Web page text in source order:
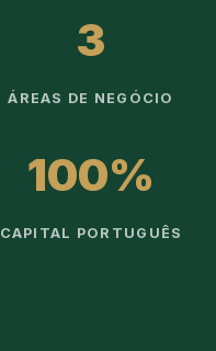
3
ÁREAS DE NEGÓCIO
100%
CAPITAL PORTUGUÊS